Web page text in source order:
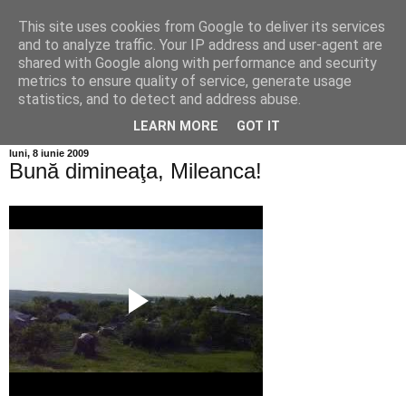
Info MILEANCA
BINE AȚI VENIT! *Jurnal online de informație și opinie;
Vineri 07 August, 2026
luni, 8 iunie 2009
Bună dimineaţa, Mileanca!
This site uses cookies from Google to deliver its services
and to analyze traffic. Your IP address and user-agent are
shared with Google along with performance and security
metrics to ensure quality of service, generate usage
statistics, and to detect and address abuse.
LEARN MORE GOT IT